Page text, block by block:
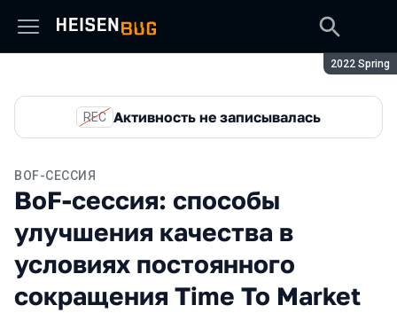
Сезон:
2022 Spring
REC Активность не записывалась
BOF-СЕССИЯ
BoF-сессия: способы
улучшения качества в
условиях постоянного
сокращения Time To Market